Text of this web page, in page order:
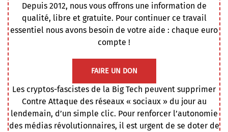
Depuis 2012, nous vous offrons une information de
qualité, libre et gratuite. Pour continuer ce travail
essentiel nous avons besoin de votre aide : chaque euro
compte !
FAIRE UN DON
Les cryptos-fascistes de la Big Tech peuvent supprimer
Contre Attaque des réseaux « sociaux » du jour au
lendemain, d’un simple clic. Pour renforcer l’autonomie
des médias révolutionnaires, il est urgent de se doter de